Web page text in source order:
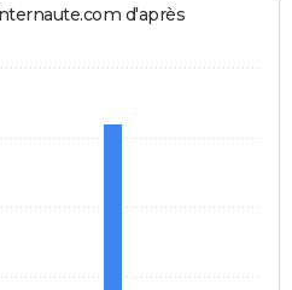
d'après